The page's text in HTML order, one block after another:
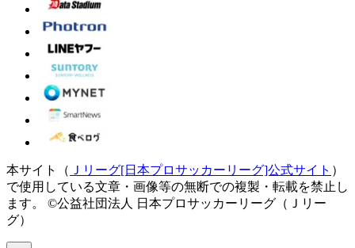
本サイト（ Ｊリーグ[日本プロサッカーリーグ]公式サイト ）
で使用している文章・画像等の無断での複製・転載を禁止し
ます。
©公益社団法人 日本プロサッカーリーグ（Ｊリー
グ）